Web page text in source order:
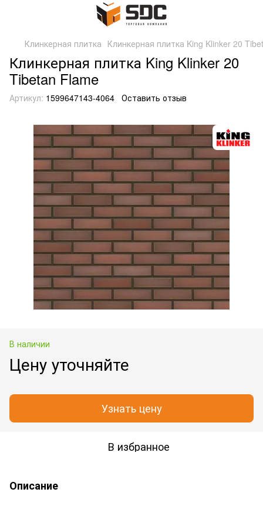
Клинкерная плитка Клинкерная плитка King Klinker 20
Клинкерная плитка King Klinker 20
Tibetan Flame
Артикул: 1599647143-4064 Оставить отзыв
В наличии
Цену уточняйте
Узнать цену
В избранное
Описание